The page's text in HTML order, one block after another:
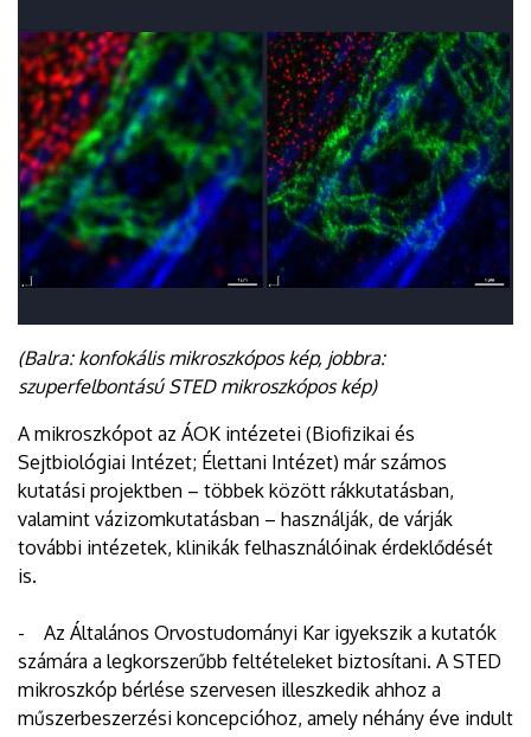
(Balra: konfokális mikroszkópos kép, jobbra:
szuperfelbontású STED mikroszkópos kép)
A mikroszkópot az ÁOK intézetei (Biofizikai és
Sejtbiológiai Intézet; Élettani Intézet) már számos
kutatási projektben – többek között rákkutatásban,
valamint vázizomkutatásban – használják, de várják
további intézetek, klinikák felhasználóinak érdeklődését
is.
- Az Általános Orvostudományi Kar igyekszik a kutatók
számára a legkorszerűbb feltételeket biztosítani. A STED
mikroszkóp bérlése szervesen illeszkedik ahhoz a
műszerbeszerzési koncepcióhoz, amely néhány éve indult